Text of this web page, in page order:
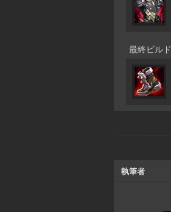
最終ビルド
執筆者